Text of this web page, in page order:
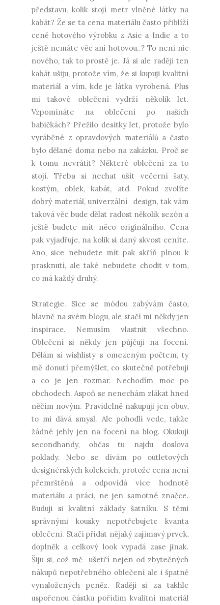
představu, kolik stojí metr vlněné látky na
kabát? Že se ta cena materiálu často přiblíží
ceně hotového výrobku z Asie a Indie a to
ještě nemáte věc ani hotovou..? To není nic
nového, tak to prostě je. Já si ale raději ten
kabát ušiju, protože vím, že si kupuji kvalitní
materiál a vím, kde je látka vyrobená. Plus
mi takové oblečení vydrží několik let.
Vzpomínáte na oblečení po našich
babičkách? Přežilo desítky let, protože bylo
vyráběné z opravdových materiálů a často
bylo dělané doma nebo na zakázku. Proč se
k tomu nevrátit? Některé oblečení za to
stojí. Třeba si nechat ušít večerní šaty,
kostým, oblek, kabát, atd. Pokud zvolíte
dobrý materiál, univerzální design, tak vám
taková věc bude dělat radost několik sezón a
ještě budete mít něco originálního. Cena
pak vyjadřuje, na kolik si daný skvost ceníte.
Ano, sice nebudete mít pak skříň plnou k
prasknutí, ale také nebudete chodit v tom,
co má každý druhý.
Strategie. Sice se módou zabývám často,
hlavně na svém blogu, ale stačí mi někdy jen
inspirace. Nemusím vlastnit všechno.
Oblečení si někdy jen půjčuji na focení.
Dělám si wishlisty s omezeným počtem, ty
mě donutí přemýšlet, co skutečně potřebuji
a co je jen rozmar. Nechodím moc po
obchodech. Aspoň se nenechám zlákat hned
něčím novým. Pravidelně nakupuji jen obuv,
to mi dává smysl. Ale pohodlí vede, takže
žádné jehly jen na focení na blog. Okukuji
secondhandy, občas tu najdu doslova
poklady. Nebo se dívám po outletových
designérských kolekcích, protože cena není
přemrštěná a odpovídá více hodnotě
materiálu a práci, ne jen samotné značce.
Buduji si kvalitní základy šatníku. S těmi
správnými kousky nepotřebujete kvanta
oblečení. Stačí přidat nějaký zajímavý prvek,
doplněk a celkový look vypadá zase jinak.
Šiju si, což mě ušetří nejen od zbytečných
nákupů nepotřebného oblečení ale i špatně
vynaložených peněz. Raději si za takhle
uspořenou částku pořídím kvalitní materiál